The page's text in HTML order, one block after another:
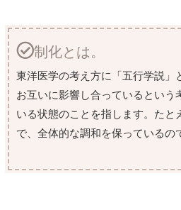
制化とは。
東洋医学の考え方に「五行学説」
お互いに影響し合っているとい
いる状態のことを指します。た
で、全体的な調和を保っているの